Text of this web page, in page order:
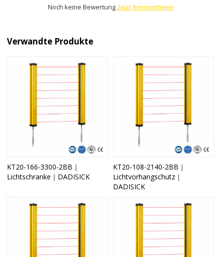
Noch keine Bewertung Jetzt kommentieren
Verwandte Produkte
KT20-166-3300-2BB｜
Lichtschranke｜DADISICK
KT20-108-2140-2BB｜
Lichtvorhangschutz｜
DADISICK